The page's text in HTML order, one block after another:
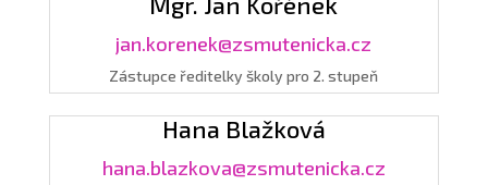
jan.korenek@zsmutenicka.cz
Zástupce ředitelky školy pro 2. stupeň
Hana Blažková
hana.blazkova@zsmutenicka.cz